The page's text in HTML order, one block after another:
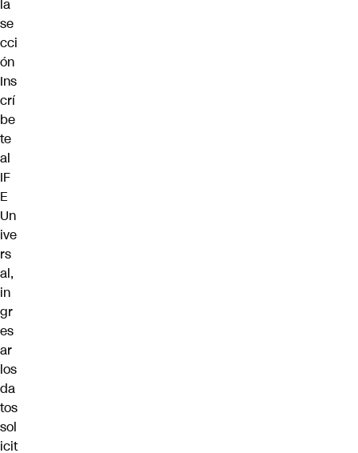
la
se
cci
ón
Ins
crí
be
te
al
IF
E
Un
ive
rs
al,
in
gr
es
ar
los
da
tos
sol
icit